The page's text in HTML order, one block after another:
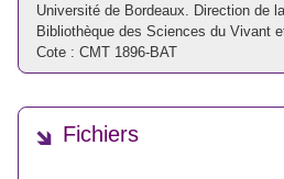
Université de Bordeaux. Direction de
Bibliothèque des Sciences du Vivant
Cote : CMT 1896-BAT
Fichiers